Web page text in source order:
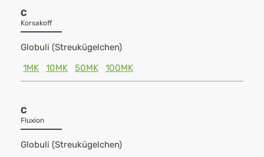
C
Korsakoff
Globuli (Streukügelchen)
1MK
10MK 50MK 100MK
C
Fluxion
Globuli (Streukügelchen)